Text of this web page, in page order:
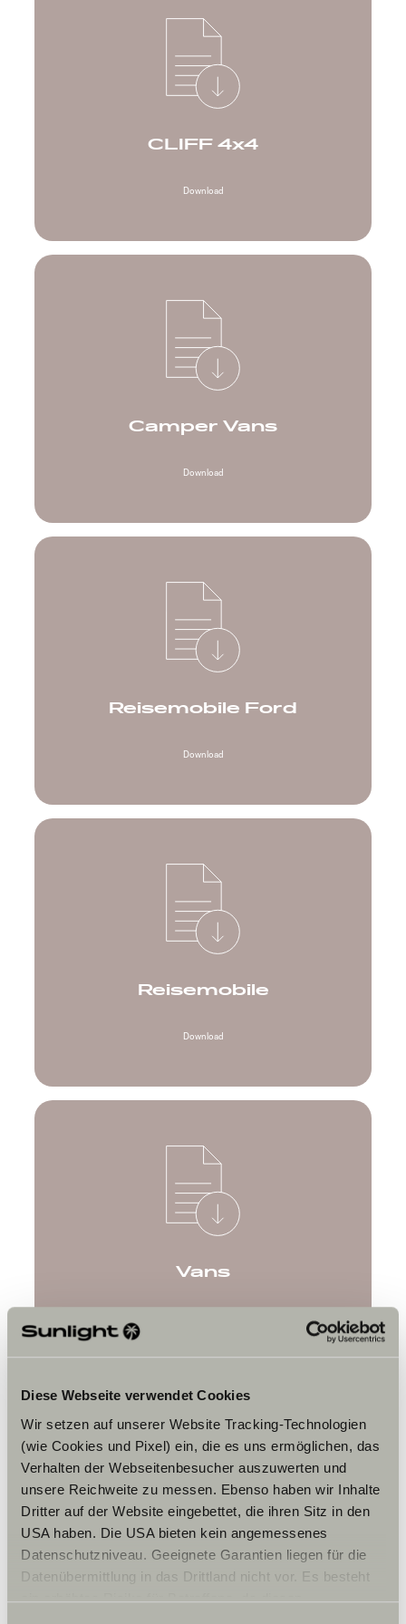
Diese Webseite verwendet Cookies
Wir setzen auf unserer Website Tracking-Technologien
(wie Cookies und Pixel) ein, die es uns ermöglichen, das
Verhalten der Webseitenbesucher auszuwerten und
unsere Reichweite zu messen. Ebenso haben wir Inhalte
Dritter auf der Website eingebettet, die ihren Sitz in den
USA haben. Die USA bieten kein angemessenes
Datenschutzniveau. Geeignete Garantien liegen für die
Datenübermittlung in das Drittland nicht vor. Es besteht
ein erhöhtes Risiko für Betroffene, da diesen
CLIFF 4x4
Download
Camper Vans
Download
Reisemobile Ford
Download
Reisemobile
Download
Vans
Original Zubehör 2022
Download